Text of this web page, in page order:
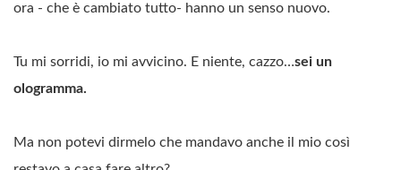
ora - che è cambiato tutto- hanno un senso nuovo.
Tu mi sorridi, io mi avvicino. E niente, cazzo…sei un
ologramma.
Ma non potevi dirmelo che mandavo anche il mio così